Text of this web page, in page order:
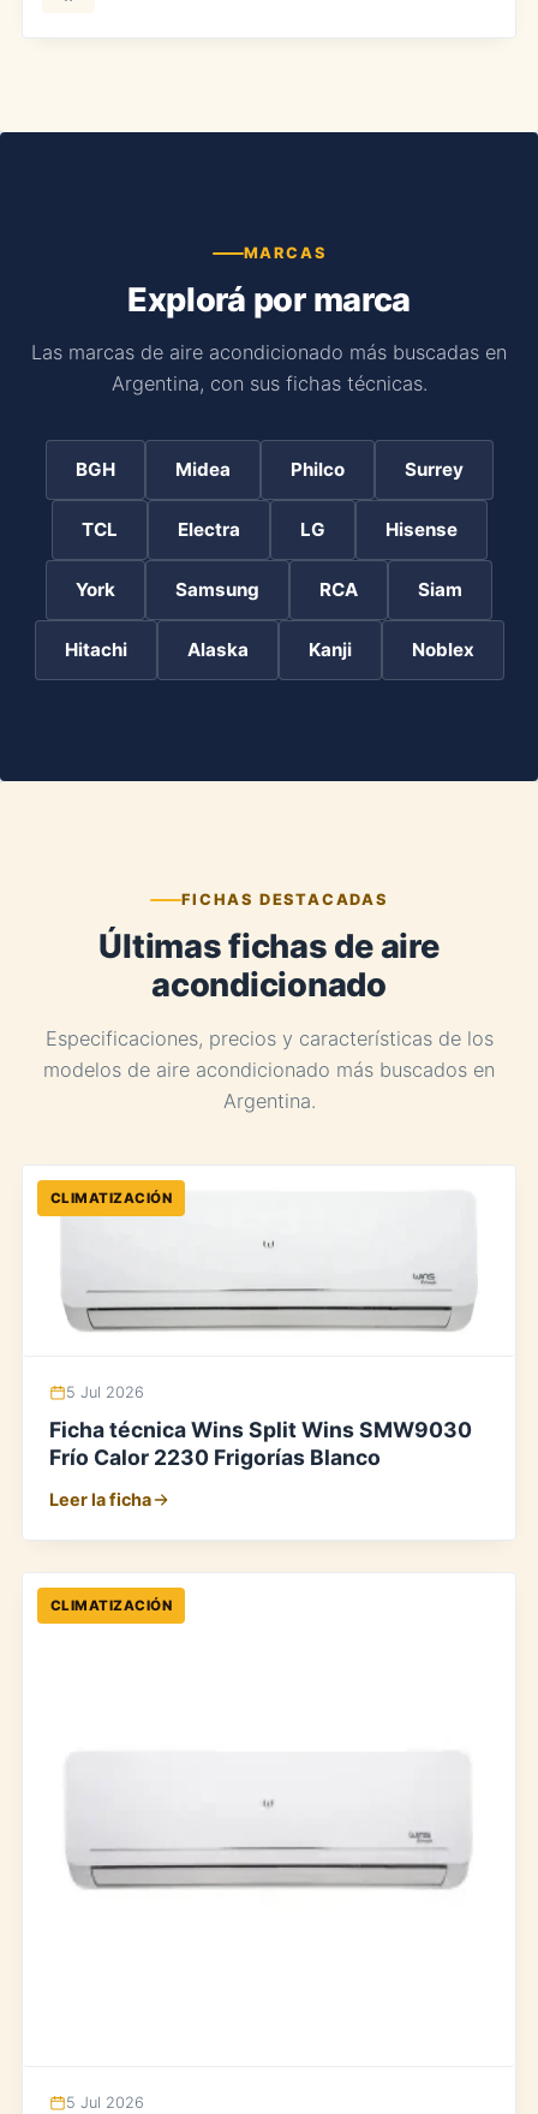
MARCAS
Explorá por marca
Las marcas de aire acondicionado más buscadas en
Argentina, con sus fichas técnicas.
BGH Midea Philco Surrey
TCL Electra LG Hisense
York Samsung RCA Siam
Hitachi Alaska Kanji Noblex
FICHAS DESTACADAS
Últimas fichas de aire
acondicionado
Especificaciones, precios y características de los
modelos de aire acondicionado más buscados en
Argentina.
CLIMATIZACIÓN
5 Jul 2026
Ficha técnica Wins Split Wins SMW9030
Frío Calor 2230 Frigorías Blanco
Leer la ficha
CLIMATIZACIÓN
5 Jul 2026